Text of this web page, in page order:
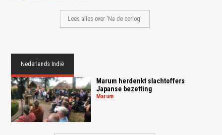
Lees alles over 'Na de oorlog'
Nederlands Indië
Marum herdenkt slachtoffers
Japanse bezetting
marum